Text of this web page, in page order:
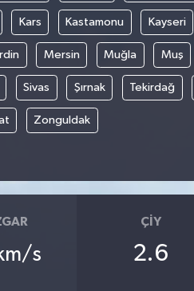
Kars Kastamonu Kayseri
Mersin Muğla Muş
Sivas Şırnak Tekirdağ
Zonguldak
s
ÇIY
2.6